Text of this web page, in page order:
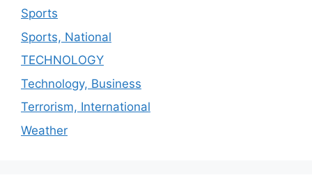
Sports
Sports, National
TECHNOLOGY
Technology, Business
Terrorism, International
Weather